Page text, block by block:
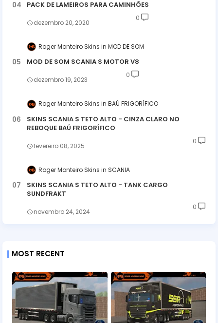
PACK DE LAMEIROS PARA CAMINHÕES
dezembro 20, 2020
0
Roger Monteiro Skins MOD DE SOM
MOD DE SOM SCANIA S MOTOR V8
dezembro 19, 2023
0
Roger Monteiro Skins BAÚ FRIGORÍFICO
SKINS SCANIA S TETO ALTO - CINZA CLARO NO
REBOQUE BAÚ FRIGORÍFICO
fevereiro 08, 2025
0
Roger Monteiro Skins SCANIA
SKINS SCANIA S TETO ALTO - TANK CARGO
SUNDFRAKT
novembro 24, 2024
0
MOST RECENT